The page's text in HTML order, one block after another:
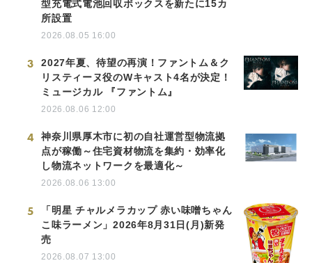
型充電式電池回収ボックスを新たに15カ
所設置
2026.08.05 16:00
3
2027年夏、待望の再演！ファントム＆ク
リスティーヌ役のWキャスト4名が決定！
ミュージカル 『ファントム』
2026.08.06 12:00
4
神奈川県厚木市に初の自社運営型物流拠
点が稼働～住宅資材物流を集約・効率化
し物流ネットワークを最適化～
2026.08.06 13:00
5
「明星 チャルメラカップ 赤い味噌ちゃん
こ味ラーメン」2026年8月31日(月)新発
売
2026.08.07 13:00